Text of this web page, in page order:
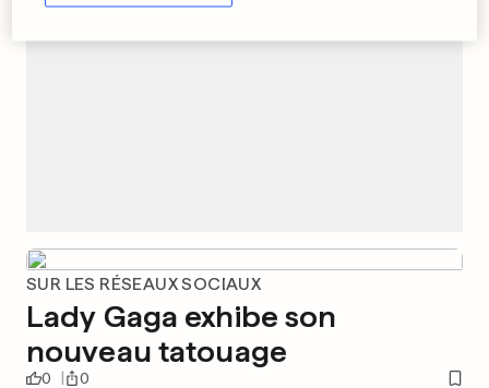
SUR LES RÉSEAUX SOCIAUX
Lady Gaga exhibe son
nouveau tatouage
0 0